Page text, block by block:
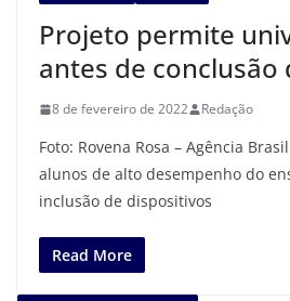
Projeto permite
antes de conclusão
8 de fevereiro de 2022 Redação
Foto: Rovena Rosa – Agência
alunos de alto desempenho do
inclusão de dispositivos
Read More